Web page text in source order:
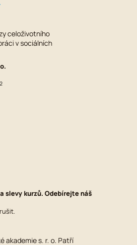
celoživotního
v sociálních
slevy kurzů. Odebírejte náš
akademie s. r. o. Patří